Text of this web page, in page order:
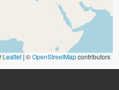
Leaflet | ©OpenStreetMapcontributors